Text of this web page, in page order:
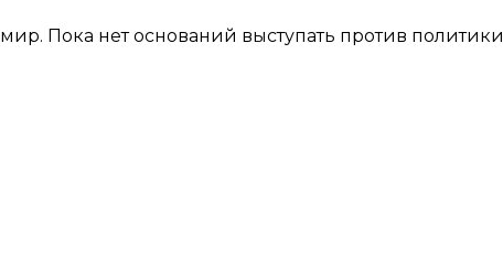
Пока нет оснований выступать против политики